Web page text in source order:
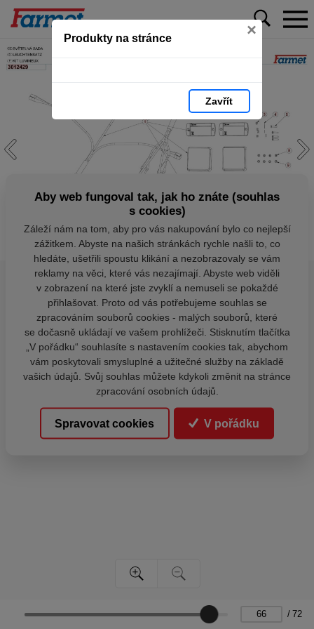
Produkty na stránce ×
Zavřít
/ 72
Aby web fungoval tak, jak ho znáte (souhlas
s cookies)
Záleží nám na tom, aby pro vás nakupování bylo co nejlepší
zážitkem. Abyste na našich stránkách rychle našli to, co
hledáte, ušetřili spoustu klikání a nezobrazovaly se vám
reklamy na věci, které vás nezajímají. Abyste web viděli
v zobrazení na které jste zvyklí a nemuseli se pokaždé
přihlašovat. Proto od vás potřebujeme souhlas se
zpracováním souborů cookies - malých souborů, které
se dočasně ukládají ve vašem prohlížeči. Stisknutím tlačítka
„V pořádku“ souhlasíte s nastavením cookies tak, abychom
vám poskytovali smysluplné a užitečné služby na základě
vašich údajů. Svůj souhlas můžete kdykoli změnit na stránce
zpracování osobních údajů.
Spravovat cookies V pořádku